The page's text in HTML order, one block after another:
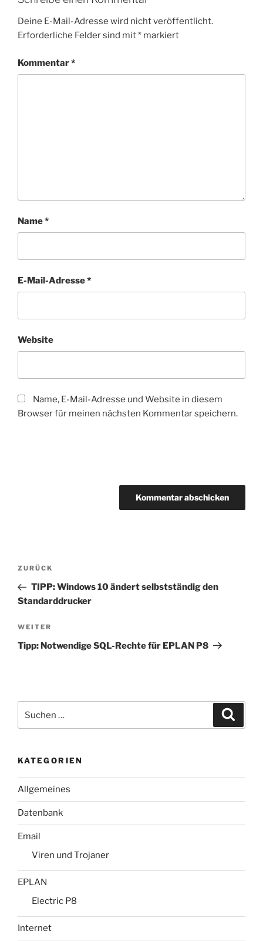
Deine E-Mail-Adresse wird nicht veröffentlicht.
Erforderliche Felder sind mit* markiert
Kommentar*
Name*
E-Mail-Adresse*
Website
Name, E-Mail-Adresse und Website in diesem
Browser für meinen nächsten Kommentar speichern.
Beitragsnavigation
Vorheriger
Beitrag
ZURÜCK
TIPP: Windows 10 ändert selbstständig den
Standarddrucker
Nächster
Beitrag
WEITER
Tipp: Notwendige SQL-Rechte für EPLAN P8
nach:
KATEGORIEN
Allgemeines
Datenbank
Email
Viren und Trojaner
EPLAN
Electric P8
Internet